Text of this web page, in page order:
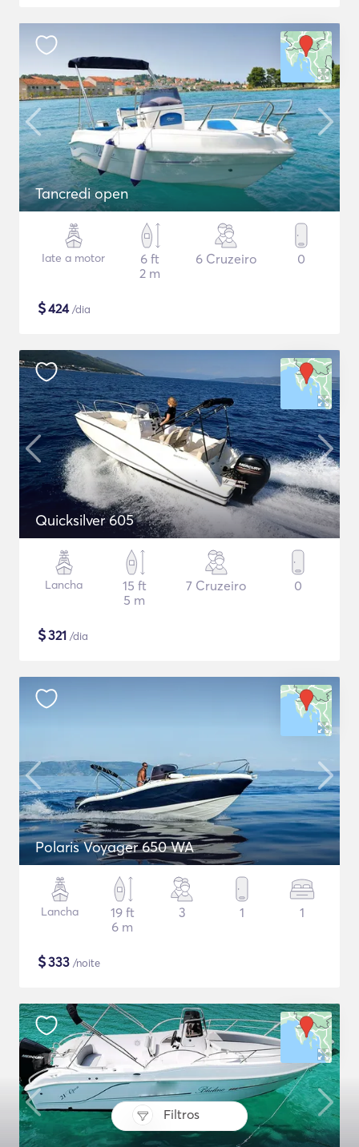
Filtros
Tancredi open
Iate a motor
6 ft
2 m
6 Cruzeiro 0
$424/dia
Quicksilver 605
Lancha
15 ft
5 m
7 Cruzeiro 0
$321 /dia
Polaris Voyager 650 WA
Lancha
19 ft
6 m
3 1 1
$333 /noite